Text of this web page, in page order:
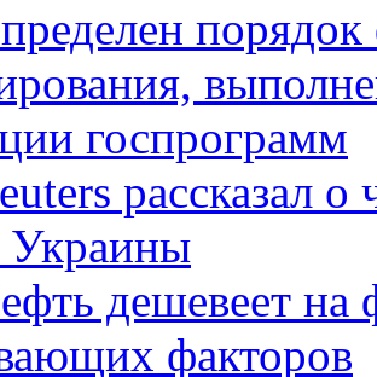
госпрограмм
рассказал
Украины
дешевеет на
факторов